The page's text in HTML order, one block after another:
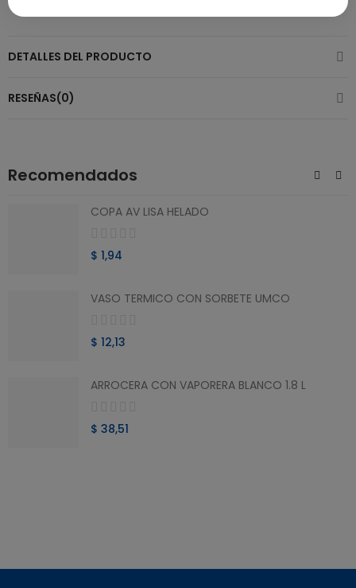
DETALLES DEL PRODUCTO
RESEÑAS(0)
Recomendados
COPA AV LISA HELADO
$ 1,94
VASO TERMICO CON SORBETE UMCO
$ 12,13
ARROCERA CON VAPORERA BLANCO 1.8 L
$ 38,51